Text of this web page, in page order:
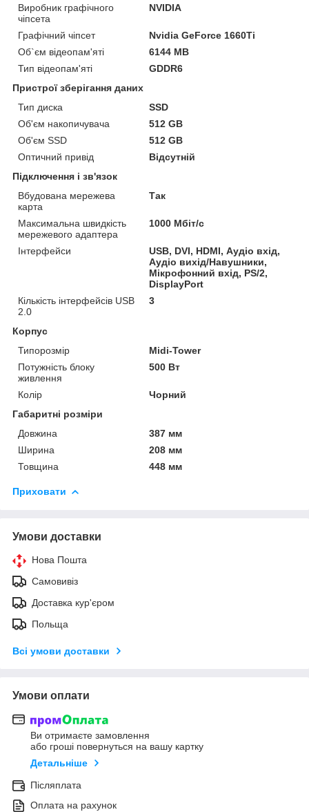
Виробник графічного
чіпсета
NVIDIA
Графічний чіпсет
Nvidia GeForce 1660Ti
Об`єм відеопам'яті
6144 MB
Тип відеопам'яті
GDDR6
Пристрої зберігання даних
Тип диска
SSD
Об'єм накопичувача
512 GB
Об'єм SSD
512 GB
Оптичний привід
Відсутній
Підключення і зв'язок
Вбудована мережева
карта
Так
Максимальна швидкість
мережевого адаптера
1000 Мбіт/с
Інтерфейси
USB, DVI, HDMI, Аудіо вхід,
Аудіо вихід/Навушники,
Мікрофонний вхід, PS/2,
DisplayPort
Кількість інтерфейсів USB
2.0
3
Корпус
Типорозмір
Midi-Tower
Потужність блоку
живлення
500 Вт
Колір
Чорний
Габаритні розміри
Довжина
387 мм
Ширина
208 мм
Товщина
448 мм
Приховати
Умови доставки
Нова Пошта
Самовивіз
Доставка кур'єром
Польща
Всі умови доставки
Умови оплати
Ви отримаєте замовлення
або гроші повернуться на вашу картку
Детальніше
Післяплата
Оплата на рахунок